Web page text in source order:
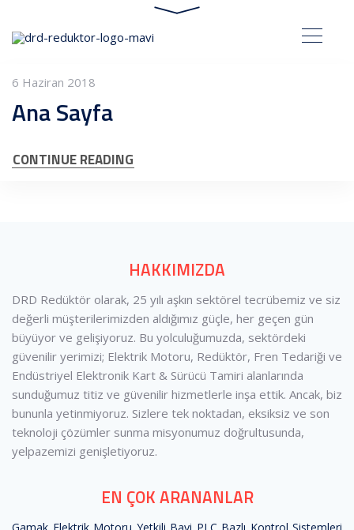
6 Haziran 2018
Ana Sayfa
CONTINUE READING
HAKKIMIZDA
DRD Redüktör olarak, 25 yılı aşkın sektörel tecrübemiz ve siz
değerli müşterilerimizden aldığımız güçle, her geçen gün
büyüyor ve gelişiyoruz. Bu yolculuğumuzda, sektördeki
güvenilir yerimizi; Elektrik Motoru, Redüktör, Fren Tedariği ve
Endüstriyel Elektronik Kart & Sürücü Tamiri alanlarında
sunduğumuz titiz ve güvenilir hizmetlerle inşa ettik. Ancak, biz
bununla yetinmiyoruz. Sizlere tek noktadan, eksiksiz ve son
teknoloji çözümler sunma misyonumuz doğrultusunda,
yelpazemizi genişletiyoruz.
EN ÇOK ARANANLAR